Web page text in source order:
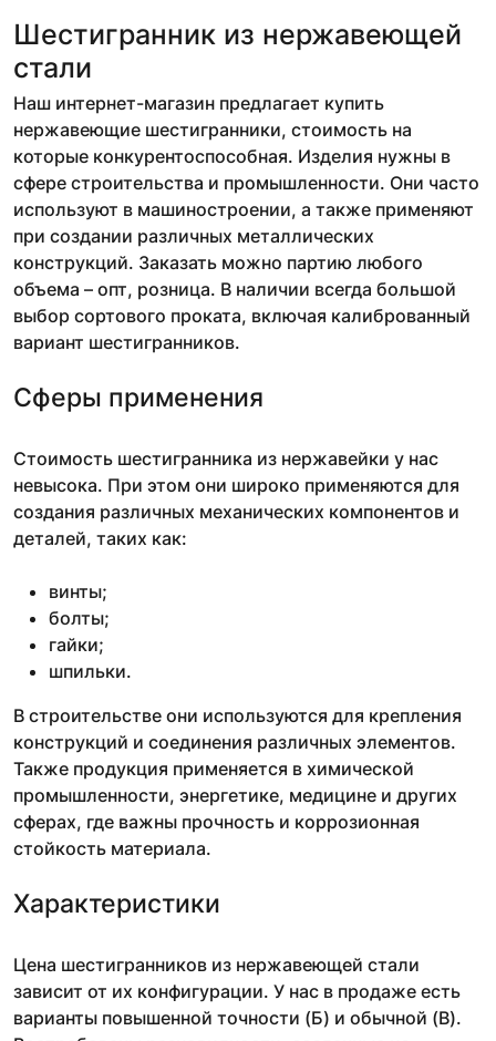
Шестигранник из нержавеющей
стали
Наш интернет-магазин предлагает купить
нержавеющие шестигранники, стоимость на
которые конкурентоспособная. Изделия нужны в
сфере строительства и промышленности. Они часто
используют в машиностроении, а также применяют
при создании различных металлических
конструкций. Заказать можно партию любого
объема – опт, розница. В наличии всегда большой
выбор сортового проката, включая калиброванный
вариант шестигранников.
Сферы применения
Стоимость шестигранника из нержавейки у нас
невысока. При этом они широко применяются для
создания различных механических компонентов и
деталей, таких как:
винты;
болты;
гайки;
шпильки.
В строительстве они используются для крепления
конструкций и соединения различных элементов.
Также продукция применяется в химической
промышленности, энергетике, медицине и других
сферах, где важны прочность и коррозионная
стойкость материала.
Характеристики
Цена шестигранников из нержавеющей стали
зависит от их конфигурации. У нас в продаже есть
варианты повышенной точности (Б) и обычной (В).